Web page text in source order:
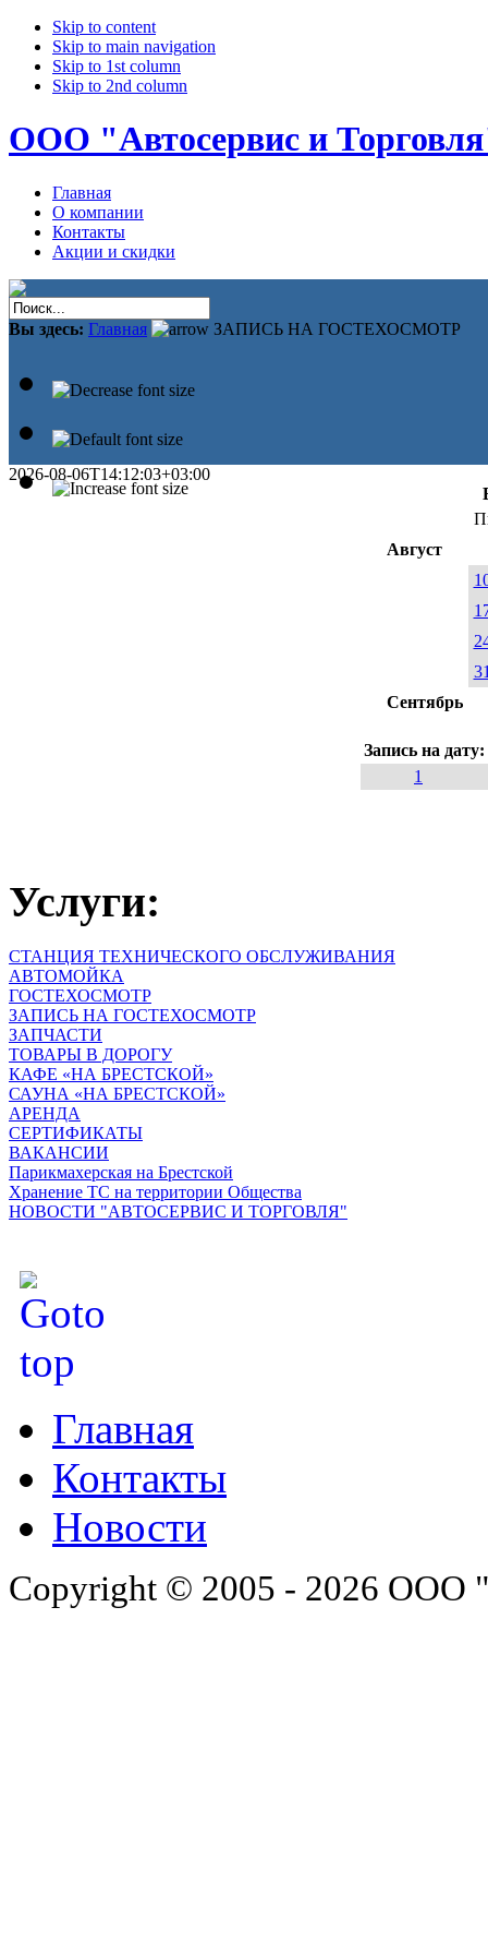
Skip to content
Skip to main navigation
Skip to 1st column
Skip to 2nd column
ООО "Автосервис и
Главная
О компании
Контакты
Акции и скидки
Вы здесь: Главная ЗАПИСЬ НА ГОСТЕХОСМОТР
2026-08-06T14:12:03+03:00
Август
Сентябрь
Запись на
1
Услуги:
СТАНЦИЯ ТЕХНИЧЕСКОГО ОБСЛУЖИВАНИЯ
АВТОМОЙКА
ГОСТЕХОСМОТР
ЗАПИСЬ НА ГОСТЕХОСМОТР
ЗАПЧАСТИ
ТОВАРЫ В ДОРОГУ
КАФЕ «НА БРЕСТСКОЙ»
САУНА «НА БРЕСТСКОЙ»
АРЕНДА
СЕРТИФИКАТЫ
ВАКАНСИИ
Парикмахерская на Брестской
Хранение ТС на территории Общества
НОВОСТИ "АВТОСЕРВИС И ТОРГОВЛЯ"
Главная
Контакты
Новости
Copyright © 2005 - 2026 ООО